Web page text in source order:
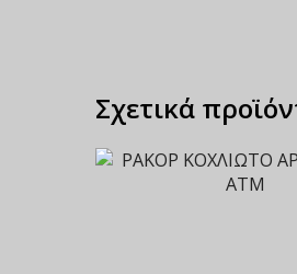
Σχετικά